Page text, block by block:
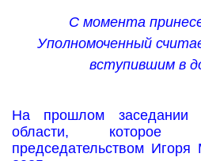
C момента
Уполномоченный
вступившим в
На прошлом заседании
области, которое
председательством